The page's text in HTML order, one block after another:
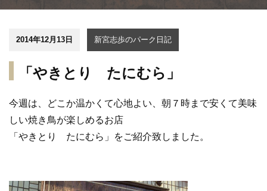
2014年12月13日 新宮志歩のパーク日記
「やきとり たにむら」
今週は、どこか温かくて心地よい、朝７時まで安くて美味
しい焼き鳥が楽しめるお店
「やきとり たにむら」をご紹介致しました。